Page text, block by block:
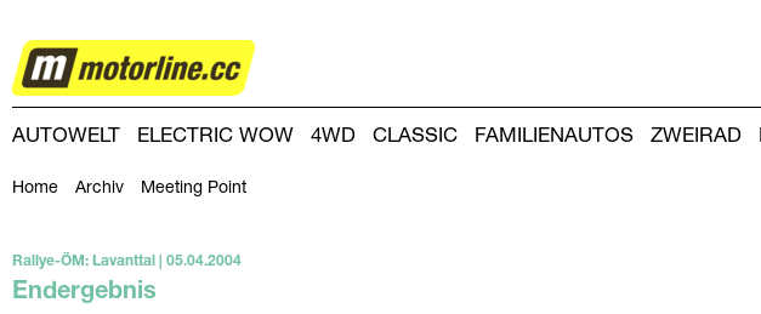
RALLYE
AUTOWELT ELECTRIC WOW 4WD CLASSIC FAMILIENAUTOS ZWEIRAD
Home Archiv Meeting Point
Rallye-ÖM: Lavanttal | 05.04.2004
Endergebnis